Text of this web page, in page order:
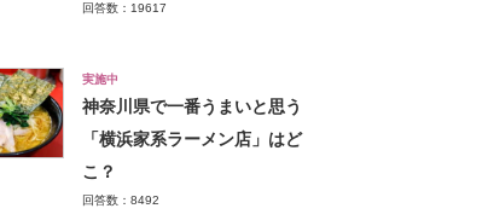
回答数：19617
実施中
神奈川県で一番うまいと思う
「横浜家系ラーメン店」はど
こ？
回答数：8492